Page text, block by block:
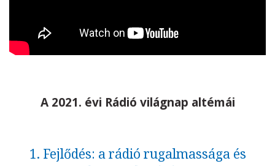
A 2021. évi Rádió világnap altémái
1. Fejlődés: a rádió rugalmassága és